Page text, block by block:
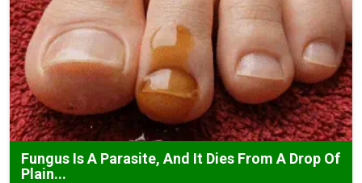
Fungus Is A Parasite, And It Dies From A Drop Of
Plain...